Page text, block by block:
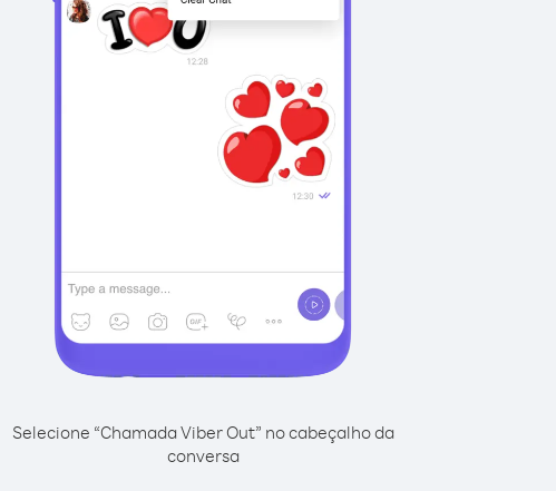
Selecione “Chamada Viber Out” no cabeçalho da
conversa